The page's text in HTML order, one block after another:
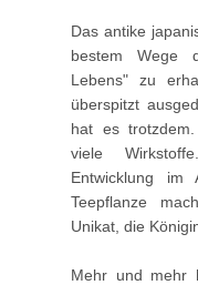
Das antike
bestem Wege
Lebens" zu
überspitzt
hat es
viele
Entwicklung im
Teepflanze
Unikat, die
Mehr und mehr